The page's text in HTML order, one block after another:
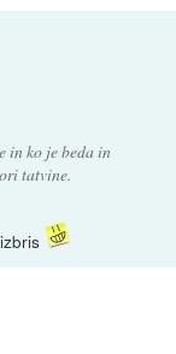
in ko je beda in
tatvine.